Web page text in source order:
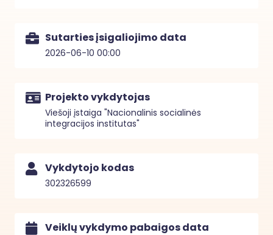
Sutarties įsigaliojimo data
2026-06-10 00:00
Projekto vykdytojas
Viešoji įstaiga "Nacionalinis socialinės
integracijos institutas"
Vykdytojo kodas
302326599
Veiklų vykdymo pabaigos data